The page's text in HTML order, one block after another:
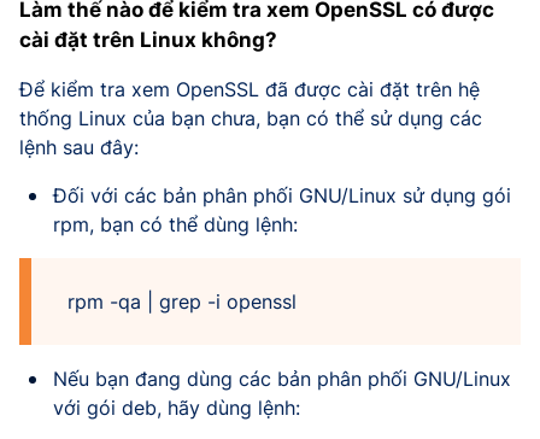
Làm thế nào để kiểm tra xem OpenSSL có được
cài đặt trên Linux không?
Để kiểm tra xem OpenSSL đã được cài đặt trên hệ
thống Linux của bạn chưa, bạn có thể sử dụng các
lệnh sau đây:
Đối với các bản phân phối GNU/Linux sử dụng gói
rpm, bạn có thể dùng lệnh:
rpm -qa | grep -i openssl
Nếu bạn đang dùng các bản phân phối GNU/Linux
với gói deb, hãy dùng lệnh: